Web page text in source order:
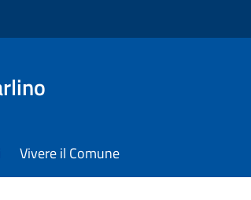
Vivere il Comune